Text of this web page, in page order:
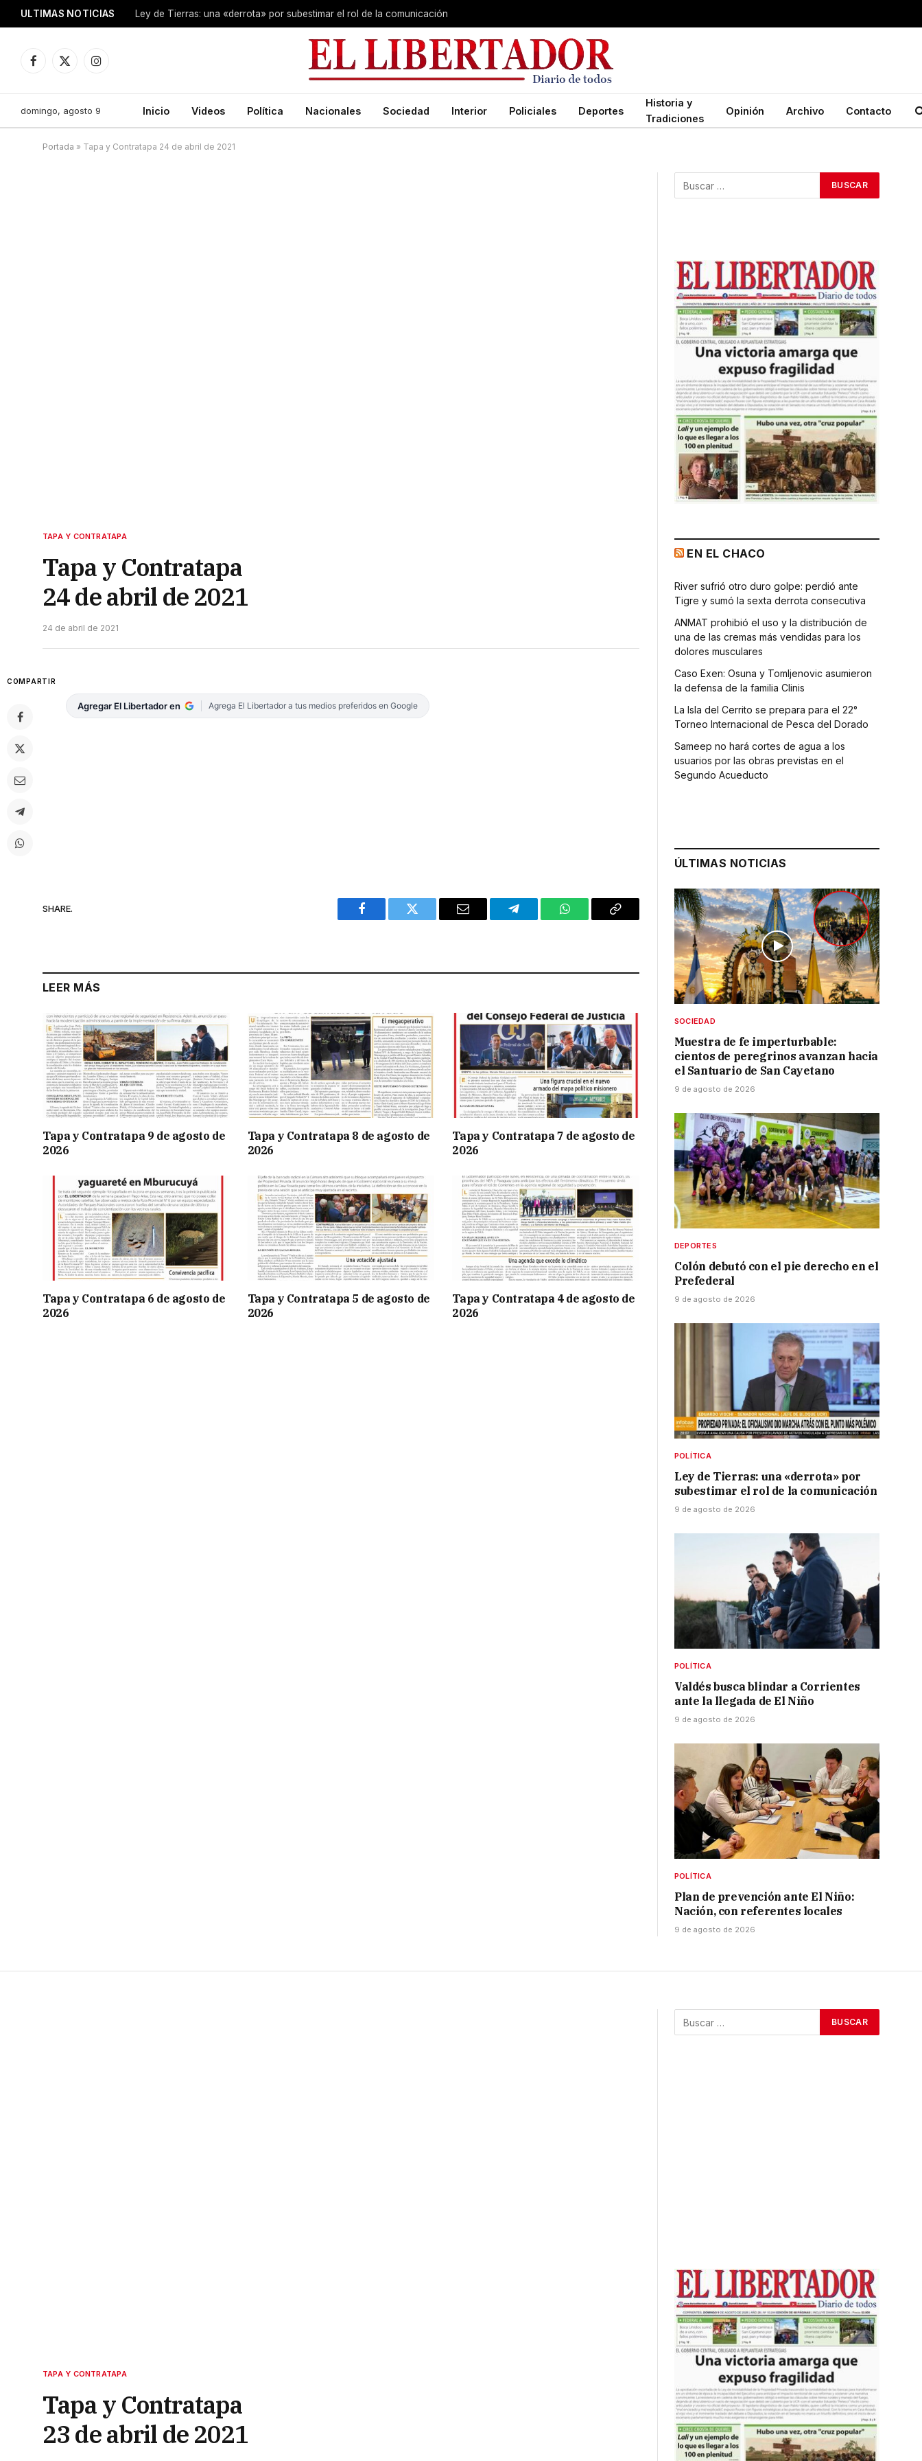
ULTIMAS NOTICIAS Ley de Tierras: una «derrota» por subestimar el rol de la comunicación
Facebook
X
Instagram
domingo, agosto 9 Inicio Videos Política Nacionales Sociedad Interior Policiales Deportes
Historia y
Tradiciones
Opinión Archivo Contacto
Portada » Tapa y Contratapa 24 de abril de 2021
TAPA Y CONTRATAPA
Tapa y Contratapa
24 de abril de 2021
24 de abril de 2021
COMPARTIR
Agregar El Libertador en Agrega El Libertador a tus medios preferidos en Google
SHARE.
Facebook Twitter Email Telegram WhatsAppCopy
LEER MÁS
Tapa y Contratapa 9 de agosto de
2026
Tapa y Contratapa 8 de agosto de
2026
Tapa y Contratapa 7 de agosto de
2026
Tapa y Contratapa 6 de agosto de
2026
Tapa y Contratapa 5 de agosto de
2026
Tapa y Contratapa 4 de agosto de
2026
EN EL CHACO
River sufrió otro duro golpe: perdió ante
Tigre y sumó la sexta derrota consecutiva
ANMAT prohibió el uso y la distribución de
una de las cremas más vendidas para los
dolores musculares
Caso Exen: Osuna y Tomljenovic asumieron
la defensa de la familia Clinis
La Isla del Cerrito se prepara para el 22°
Torneo Internacional de Pesca del Dorado
Sameep no hará cortes de agua a los
usuarios por las obras previstas en el
Segundo Acueducto
ÚLTIMAS NOTICIAS
SOCIEDAD
Muestra de fe imperturbable:
cientos de peregrinos avanzan hacia
el Santuario de San Cayetano
9 de agosto de 2026
DEPORTES
Colón debutó con el pie derecho en el
Prefederal
9 de agosto de 2026
POLÍTICA
Ley de Tierras: una «derrota» por
subestimar el rol de la comunicación
9 de agosto de 2026
POLÍTICA
Valdés busca blindar a Corrientes
ante la llegada de El Niño
9 de agosto de 2026
POLÍTICA
Plan de prevención ante El Niño:
Nación, con referentes locales
9 de agosto de 2026
TAPA Y CONTRATAPA
Tapa y Contratapa
23 de abril de 2021